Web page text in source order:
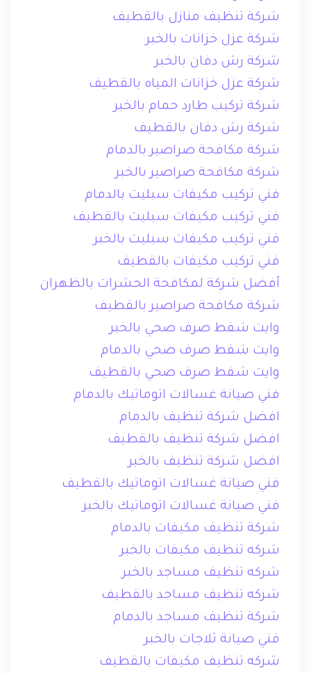
شركة تنظيف منازل بالقطيف
شركة عزل خزانات بالخبر
شركة رش دفان بالخبر
شركة عزل خزانات المياه بالقطيف
شركة تركيب طارد حمام بالخبر
شركة رش دفان بالقطيف
شركة مكافحة صراصير بالدمام
شركة مكافحة صراصير بالخبر
فني تركيب مكيفات سبليت بالدمام
فني تركيب مكيفات سبليت بالقطيف
فني تركيب مكيفات سبليت بالخبر
فني تركيب مكيفات بالقطيف
أفضل شركة لمكافحة الحشرات بالظهران
شركة مكافحة صراصير بالقطيف
وايت شفط صرف صحي بالخبر
وايت شفط صرف صحي بالدمام
وايت شفط صرف صحي بالقطيف
فني صيانة غسالات اتوماتيك بالدمام
افضل شركة تنظيف بالدمام
افضل شركة تنظيف بالقطيف
افضل شركة تنظيف بالخبر
فني صيانة غسالات اتوماتيك بالقطيف
فني صيانة غسالات اتوماتيك بالخبر
شركة تنظيف مكيفات بالدمام
شركه تنظيف مكيفات بالخبر
شركه تنظيف مساجد بالخبر
شركه تنظيف مساجد بالقطيف
شركة تنظيف مساجد بالدمام
فني صيانة ثلاجات بالخبر
شركه تنظيف مكيفات بالقطيف